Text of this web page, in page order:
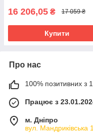
16 206,05 ₴ 17 059 ₴
Купити
Про нас
100% позитивних з
Працює з
м. Дніпро
вул. Мандриківська